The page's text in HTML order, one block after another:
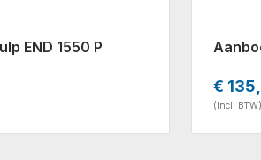
END 1550 P
€
(Incl. BTW)